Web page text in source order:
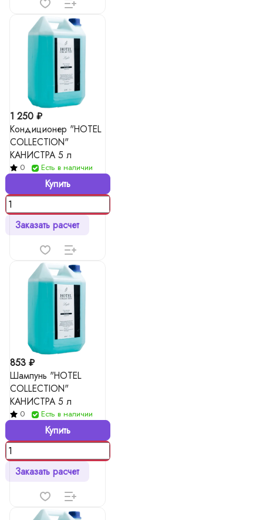
1 250 ₽
Кондиционер "HOTEL
COLLECTION"
КАНИСТРА 5 л
0 Есть в наличии
Купить
Заказать расчет
853 ₽
Шампунь "HOTEL
COLLECTION"
КАНИСТРА 5 л
0 Есть в наличии
Купить
Заказать расчет